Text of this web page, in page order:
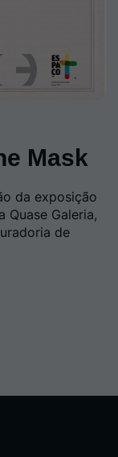
Mask
da exposição
Quase Galeria,
de